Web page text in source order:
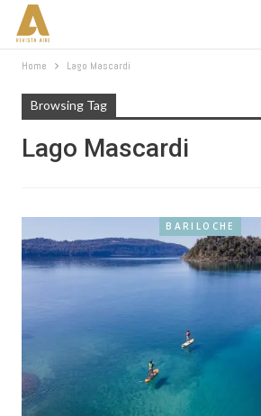
Home Lago Mascardi
Browsing Tag
Lago Mascardi
BARILOCHE